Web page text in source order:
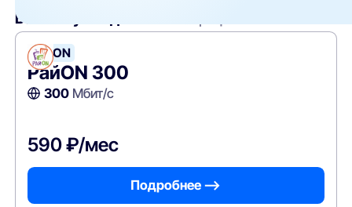
Вам могут подойти
РайON
РайON 300
300Мбит/с
590 ₽/мес
Подробнее —>